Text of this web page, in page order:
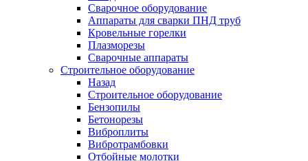
Сварочное оборудование
Аппараты для сварки ПНД труб
Кровельные горелки
Плазморезы
Сварочные аппараты
Строительное оборудование
Назад
Строительное оборудование
Бензопилы
Бетонорезы
Виброплиты
Вибротрамбовки
Отбойные молотки